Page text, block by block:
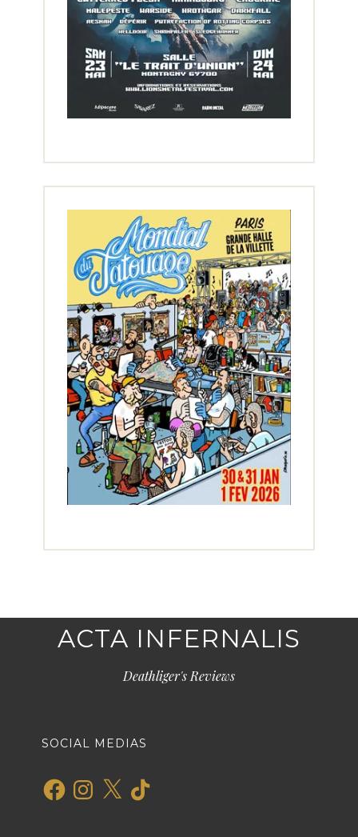
ACTA INFERNALIS
Deathliger's Reviews
SOCIAL MEDIAS
FacebookInstagram
X TikTok